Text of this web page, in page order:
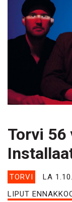
Torvi
TORVI LA
LIPUT